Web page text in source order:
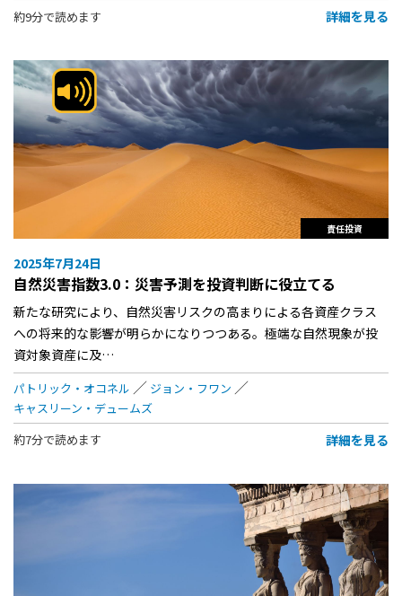
約9分で読めます
詳細を見る
責任投資
2025年7月24日
自然災害指数3.0：災害予測を投資判断に役立てる
新たな研究により、自然災害リスクの高まりによる各資産クラス
への将来的な影響が明らかになりつつある。極端な自然現象が投
資対象資産に及…
パトリック・オコネル
ジョン・フワン
キャスリーン・デュームズ
約7分で読めます
詳細を見る